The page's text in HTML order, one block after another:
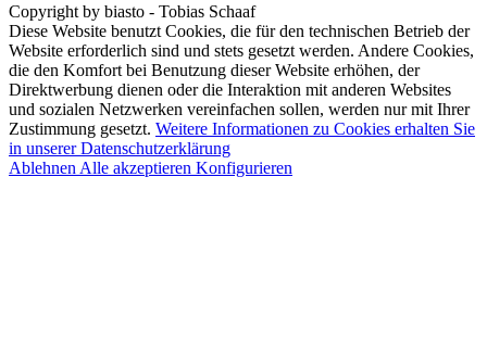
Copyright by biasto - Tobias Schaaf
Diese Website benutzt Cookies, die für den technischen Betrieb der
Website erforderlich sind und stets gesetzt werden. Andere Cookies,
die den Komfort bei Benutzung dieser Website erhöhen, der
Direktwerbung dienen oder die Interaktion mit anderen Websites
und sozialen Netzwerken vereinfachen sollen, werden nur mit Ihrer
Zustimmung gesetzt. Weitere Informationen zu Cookies erhalten Sie
in unserer Datenschutzerklärung
Ablehnen Alle akzeptieren Konfigurieren